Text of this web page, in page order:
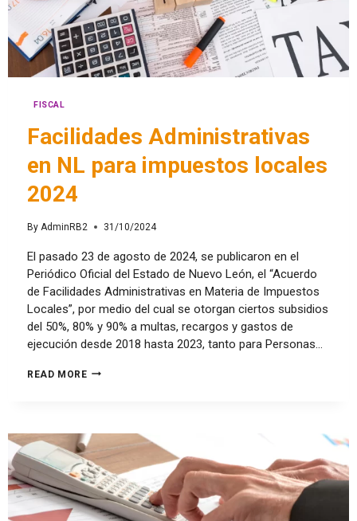
FISCAL
Facilidades Administrativas
en NL para impuestos locales
2024
By AdminRB2 31/10/2024
El pasado 23 de agosto de 2024, se publicaron en el
Periódico Oficial del Estado de Nuevo León, el “Acuerdo
de Facilidades Administrativas en Materia de Impuestos
Locales”, por medio del cual se otorgan ciertos subsidios
del 50%, 80% y 90% a multas, recargos y gastos de
ejecución desde 2018 hasta 2023, tanto para Personas…
READ MORE